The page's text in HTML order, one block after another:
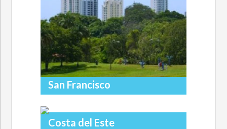
San Francisco
Costa del Este